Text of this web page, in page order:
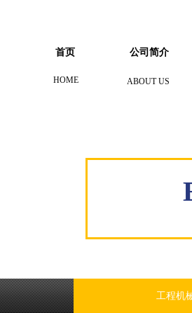
首页 公司简介
HOME ABOUT US
工程机